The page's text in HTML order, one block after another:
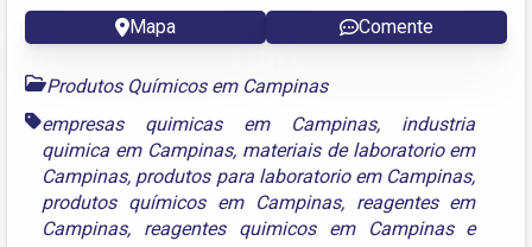
Mapa Comente
Produtos Químicos em Campinas
empresas quimicas em Campinas, industria
quimica em Campinas, materiais de laboratorio em
Campinas, produtos para laboratorio em Campinas,
produtos químicos em Campinas, reagentes em
Campinas, reagentes quimicos em Campinase